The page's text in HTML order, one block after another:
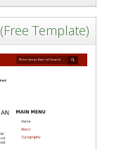
(Free Template)